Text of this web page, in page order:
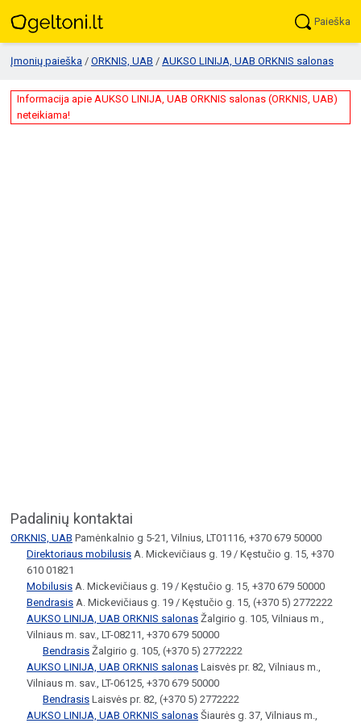
Paieška
Įmonių paieška / ORKNIS, UAB / AUKSO LINIJA, UAB ORKNIS salonas
Informacija apie AUKSO LINIJA, UAB ORKNIS salonas (ORKNIS, UAB)
neteikiama!
Padalinių kontaktai
ORKNIS, UAB Pamėnkalnio g 5-21, Vilnius, LT01116, +370 679 50000
Direktoriaus mobilusis A. Mickevičiaus g. 19 / Kęstučio g. 15, +370
610 01821
Mobilusis A. Mickevičiaus g. 19 / Kęstučio g. 15, +370 679 50000
Bendrasis A. Mickevičiaus g. 19 / Kęstučio g. 15, (+370 5) 2772222
AUKSO LINIJA, UAB ORKNIS salonas Žalgirio g. 105, Vilniaus m.,
Vilniaus m. sav., LT-08211, +370 679 50000
Bendrasis Žalgirio g. 105, (+370 5) 2772222
AUKSO LINIJA, UAB ORKNIS salonas Laisvės pr. 82, Vilniaus m.,
Vilniaus m. sav., LT-06125, +370 679 50000
Bendrasis Laisvės pr. 82, (+370 5) 2772222
AUKSO LINIJA, UAB ORKNIS salonas Šiaurės g. 37, Vilniaus m.,